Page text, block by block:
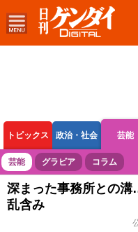
トピックス 政治・社会 芸能
ボートレース 競輪 オート
芸能 グラビア コラム
深まった事務所との
乱含み